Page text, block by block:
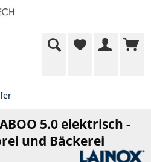
5.0 elektrisch -
und Bäckerei